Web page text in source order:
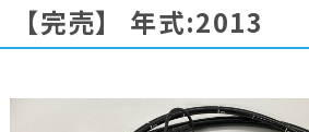
【完売】
年式:2013